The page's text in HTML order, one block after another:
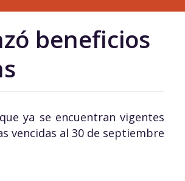
beneficios
ya se encuentran vigentes
vencidas al 30 de septiembre